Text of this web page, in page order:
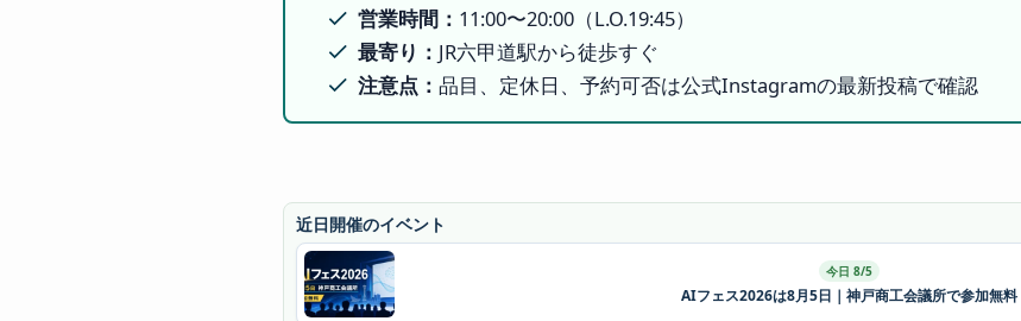
営業時間： 11:00〜20:00（L.O.19:45）
最寄り： JR六甲道駅から徒歩すぐ
注意点： 品目、定休日、予約可否は公式Instagramの最新投稿で確認
近日開催のイベント
今日 8/5
AIフェス2026は8月5日｜神戸商工会議所で参加無料